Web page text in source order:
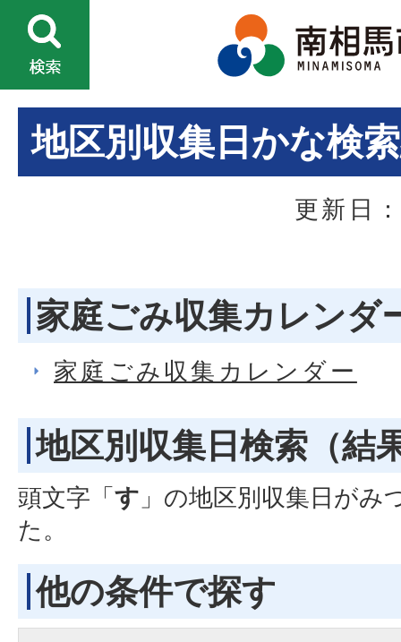
地区別収集日かな検
更新日
家庭ごみ収集カレンダ
家庭ごみ収集カレンダー
地区別収集日検索 （結
頭文字「す 」の地区別収集日がみ
た。
他の条件で探す